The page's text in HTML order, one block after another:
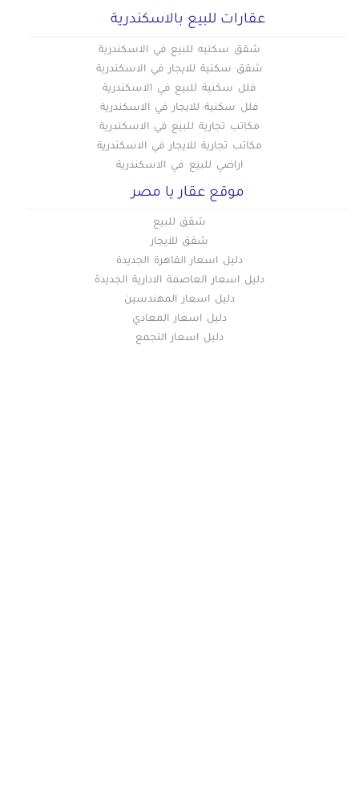
عقارات للبيع بالاسكندرية
شقق سكنيه للبيع في الاسكندرية
شقق سكنية للايجار في الاسكندرية
فلل سكنية للبيع في الاسكندرية
فلل سكنية للايجار في الاسكندرية
مكاتب تجارية للبيع في الاسكندرية
مكاتب تجارية للايجار في الاسكندرية
اراضي للبيع في الاسكندرية
موقع عقار يا مصر
شقق للبيع
شقق للايجار
دليل اسعار القاهرة الجديدة
دليل اسعار العاصمة الادارية الجديدة
دليل اسعار المهندسين
دليل اسعار المعادي
دليل اسعار التجمع